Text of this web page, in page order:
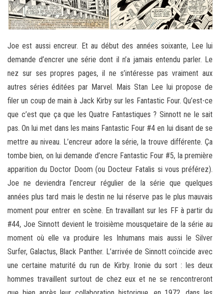
Joe est aussi encreur. Et au début des années soixante, Lee lui
demande d’encrer une série dont il n’a jamais entendu parler. Le
nez sur ses propres pages, il ne s’intéresse pas vraiment aux
autres séries éditées par Marvel. Mais Stan Lee lui propose de
filer un coup de main à Jack Kirby sur les Fantastic Four. Qu’est-ce
que c’est que ça que les Quatre Fantastiques ? Sinnott ne le sait
pas. On lui met dans les mains Fantastic Four #4 en lui disant de se
mettre au niveau. L’encreur adore la série, la trouve différente. Ça
tombe bien, on lui demande d’encre Fantastic Four #5, la première
apparition du Doctor Doom (ou Docteur Fatalis si vous préférez).
Joe ne deviendra l’encreur régulier de la série que quelques
années plus tard mais le destin ne lui réserve pas le plus mauvais
moment pour entrer en scène. En travaillant sur les FF à partir du
#44, Joe Sinnott devient le troisième mousquetaire de la série au
moment où elle va produire les Inhumans mais aussi le Silver
Surfer, Galactus, Black Panther. L’arrivée de Sinnott coïncide avec
une certaine maturité du run de Kirby. Ironie du sort : les deux
hommes travaillent surtout de chez eux et ne se rencontreront